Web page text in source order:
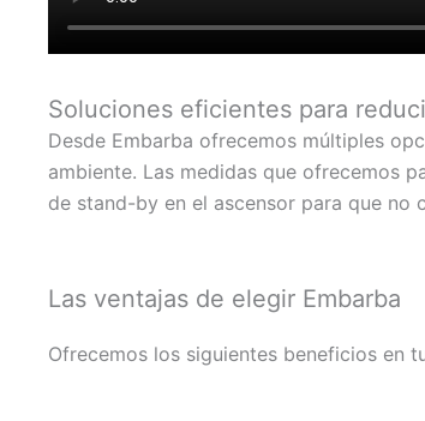
Soluciones eficientes para
Desde Embarba ofrecemos múltiples
ambiente. Las medidas que ofrecemos
de stand-by en el ascensor para que no
Las ventajas de elegir Embarba
Ofrecemos los siguientes beneficios en